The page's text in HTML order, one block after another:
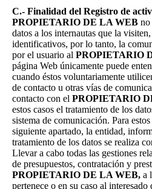
C.- Finalidad del Registro de
PROPIETARIO DE LA WEB no
datos a los internautas que la
identificativos, por lo tanto, la
por el usuario al PROPIETARIO
página Web únicamente puede
cuando éstos voluntariamente
de contacto u otras vías de
contacto con el PROPIETARIO
estos casos el tratamiento de los
sistema de comunicación. Para
siguiente apartado, la entidad,
tratamiento de los datos se realiza
Llevar a cabo todas las gestiones
de presupuestos, contratación y
PROPIETARIO DE LA WEB, a
pertenece o en su caso al